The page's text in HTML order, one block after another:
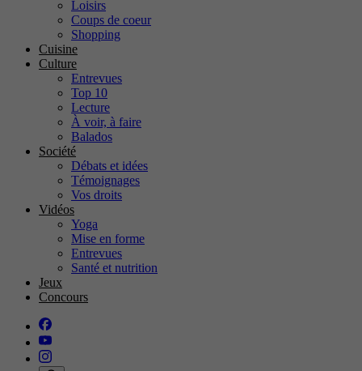
Loisirs
Coups de coeur
Shopping
Cuisine
Culture
Entrevues
Top 10
Lecture
À voir, à faire
Balados
Société
Débats et idées
Témoignages
Vos droits
Vidéos
Yoga
Mise en forme
Entrevues
Santé et nutrition
Jeux
Concours